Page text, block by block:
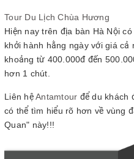
Tour Du Lịch Chùa Hương
Hiện nay trên địa bàn Hà Nội
khởi hành hằng ngày với giá
khoảng từ 400.000đ đến
hơn 1 chút.
Liên hệAntamtour để du khách
có thể tìm hiểu rõ hơn về vùng
Quan" này!!!